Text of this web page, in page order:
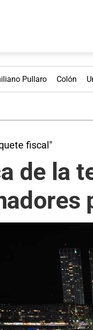
Pullaro Colón
fiscal"
de la